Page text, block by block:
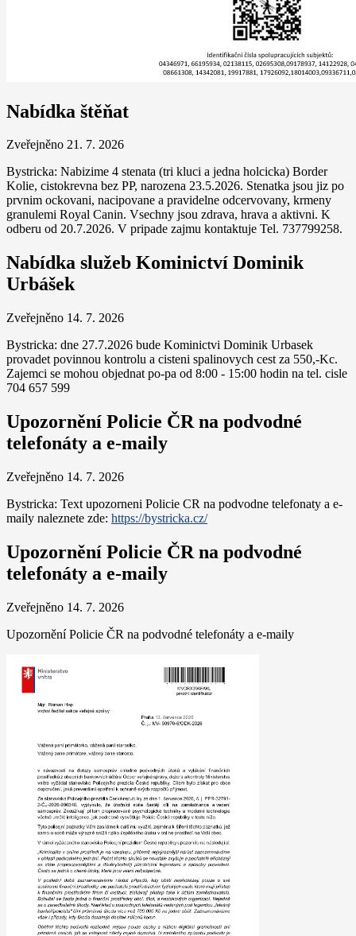
Nabídka štěňat
Zveřejněno 21. 7. 2026
Bystricka: Nabizime 4 stenata (tri kluci a jedna holcicka) Border
Kolie, cistokrevna bez PP, narozena 23.5.2026. Stenatka jsou jiz po
prvnim ockovani, nacipovane a pravidelne odcervovany, krmeny
granulemi Royal Canin. Vsechny jsou zdrava, hrava a aktivni. K
odberu od 20.7.2026. V pripade zajmu kontaktuje Tel. 737799258.
Nabídka služeb Kominictví Dominik
Urbášek
Zveřejněno 14. 7. 2026
Bystricka: dne 27.7.2026 bude Kominictvi Dominik Urbasek
provadet povinnou kontrolu a cisteni spalinovych cest za 550,-Kc.
Zajemci se mohou objednat po-pa od 8:00 - 15:00 hodin na tel. cisle
704 657 599
Upozornění Policie ČR na podvodné
telefonáty a e-maily
Zveřejněno 14. 7. 2026
Bystricka: Text upozorneni Policie CR na podvodne telefonaty a e-
maily naleznete zde: https://bystricka.cz/
Upozornění Policie ČR na podvodné
telefonáty a e-maily
Zveřejněno 14. 7. 2026
Upozornění Policie ČR na podvodné telefonáty a e-maily